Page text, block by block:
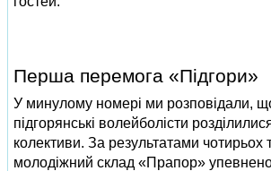
Перша перемога «Підгори»
У минулому номері ми розповідали,
підгорянські волейболісти
колективи. За результатами чотирьох
молодіжний склад «Прапор»